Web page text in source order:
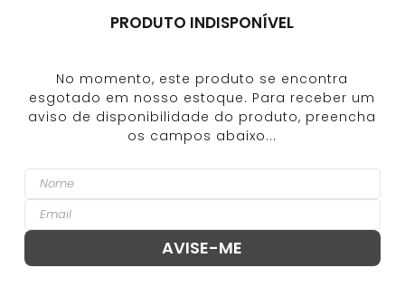
PRODUTO INDISPONÍVEL